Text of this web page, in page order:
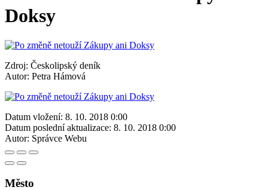
Doksy
Zdroj: Českolipský deník
Autor: Petra Hámová
Datum vložení: 8. 10. 2018 0:00
Datum poslední aktualizace: 8. 10. 2018 0:00
Autor: Správce Webu
Město